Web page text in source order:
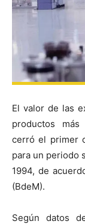
El valor de las
productos
cerró el primer
para un periodo
1994, de
(BdeM).
Según datos